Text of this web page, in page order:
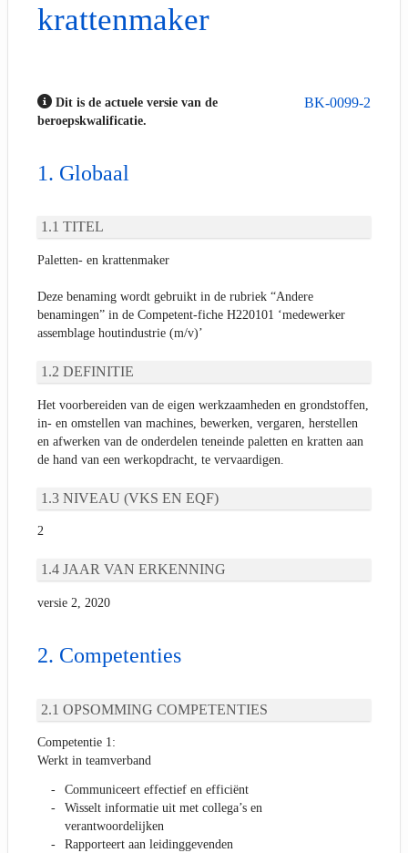
krattenmaker
BK-0099-2
Dit is de actuele versie van de
beroepskwalificatie.
Globaal
TITEL
Paletten- en krattenmaker
Deze benaming wordt gebruikt in de rubriek “Andere
benamingen” in de Competent-fiche H220101 ‘medewerker
assemblage houtindustrie (m/v)’
DEFINITIE
Het voorbereiden van de eigen werkzaamheden en grondstoffen,
in- en omstellen van machines, bewerken, vergaren, herstellen
en afwerken van de onderdelen teneinde paletten en kratten aan
de hand van een werkopdracht, te vervaardigen.
NIVEAU (VKS EN EQF)
2
JAAR VAN ERKENNING
versie 2, 2020
Competenties
OPSOMMING COMPETENTIES
Competentie 1:
Werkt in teamverband
Communiceert effectief en efficiënt
Wisselt informatie uit met collega’s en
verantwoordelijken
Rapporteert aan leidinggevenden